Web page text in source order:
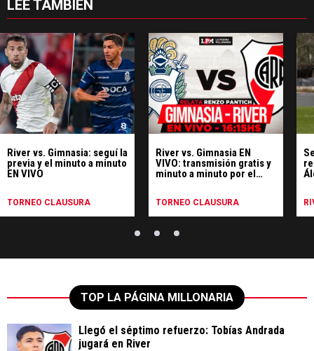
LEE TAMBIÉN
River vs. Gimnasia: seguí la
previa y el minuto a minuto
EN VIVO
TORNEO CLAUSURA
River vs. Gimnasia EN
VIVO: transmisión gratis y
minuto a minuto por el
TORNEO CLAUSURA
TOP LA PÁGINA MILLONARIA
Llegó el séptimo refuerzo: Tobías Andrada
jugará en River